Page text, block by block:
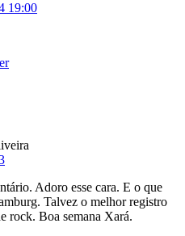
19:00
Adoro esse cara. E o que
Talvez o melhor registro
rock. Boa semana Xará.